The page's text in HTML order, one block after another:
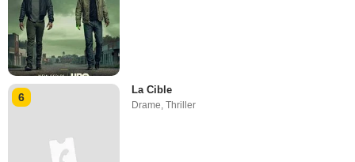
6
La Cible
Drame,Thriller